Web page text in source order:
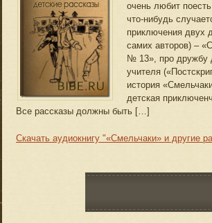
очень любит
что-нибудь
приключения двух
самих авторов) –
№ 13», про дружбу
учителя
история
детская
Все рассказы должны быть […]
Скачать аудиокнигу "«Смельчаки» и другие